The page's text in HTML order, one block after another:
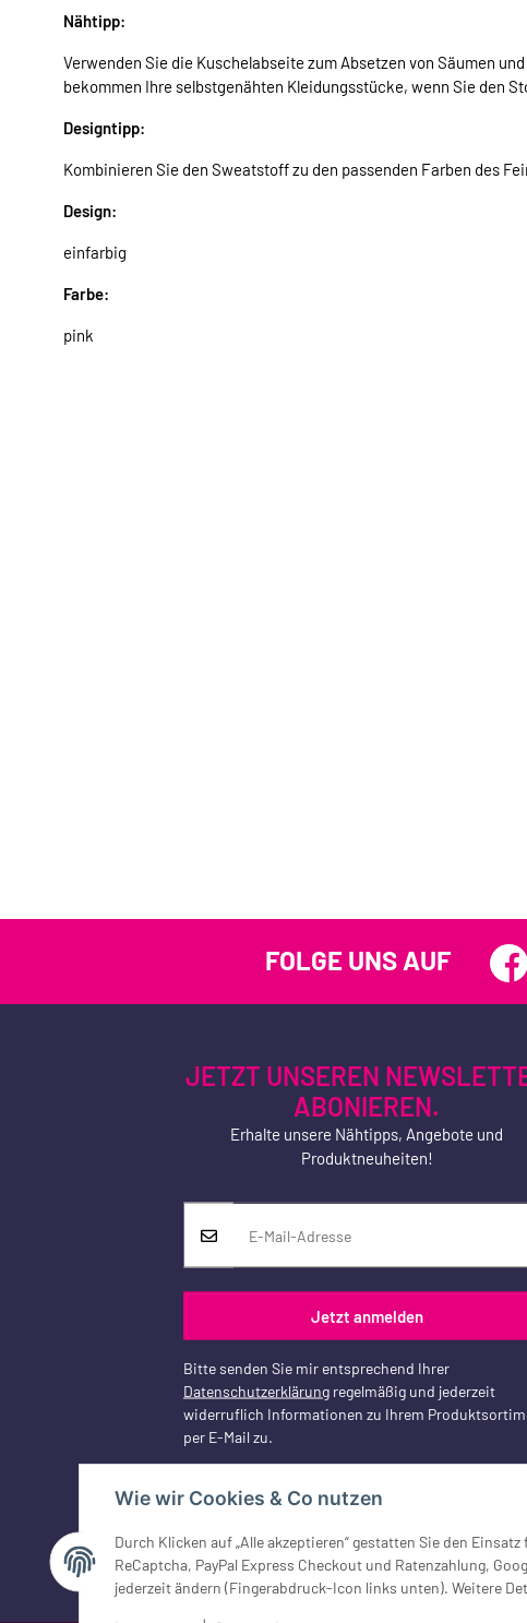
Wie wir Cookies & Co nutzen
Durch Klicken auf „Alle akzeptieren“ gestatten Sie den
ReCaptcha, PayPal Express Checkout und Ratenzahlung,
jederzeit ändern (Fingerabdruck-Icon links unten). Weitere
Nähtipp:
Verwenden Sie die Kuschelabseite zum Absetzen von Säumen
bekommen Ihre selbstgenähten Kleidungsstücke, wenn Sie den
Designtipp:
Kombinieren Sie den Sweatstoff zu den passenden Farben des
Design:
einfarbig
Farbe:
pink
FOLGE UNS AUF
JETZT UNSEREN
ABONIEREN.
Erhalte unsere Nähtipps, Angebote und
Produktneuheiten!
Jetzt anmelden
Bitte senden Sie mir entsprechend Ihrer
Datenschutzerklärung regelmäßig und jederzeit
widerruflich Informationen zu Ihrem
per E-Mail zu.
Vertrag widerrufen